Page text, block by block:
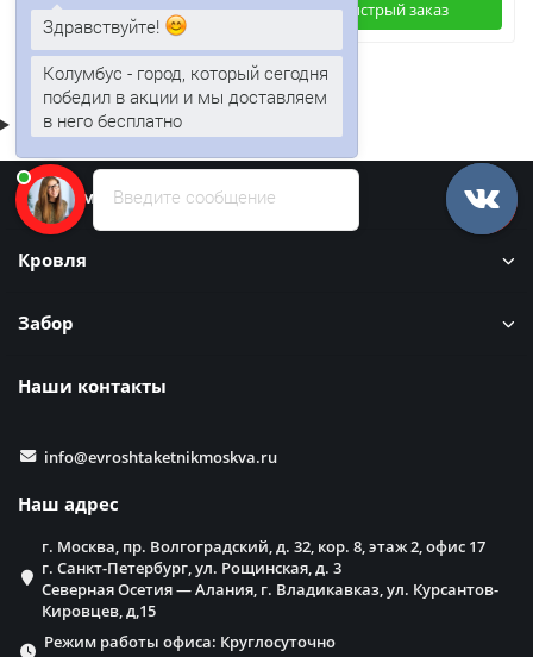
Быстрый заказ Быстрый заказ
Информация
Кровля
Забор
Наши контакты
info@evroshtaketnikmoskva.ru
Наш адрес
г. Москва, пр. Волгоградский, д. 32, кор. 8, этаж 2, офис 17
г. Санкт-Петербург, ул. Рощинская, д. 3
Северная Осетия — Алания, г. Владикавказ, ул. Курсантов-
Кировцев, д,15
Режим работы офиса: Круглосуточно
Введите сообщение
Здравствуйте!
Колумбус - город, который сегодня
победил в акции и мы доставляем
в него бесплатно